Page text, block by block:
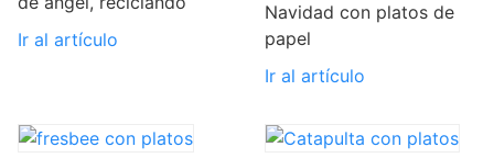
Ir al artículo
Navidad con platos de
papel
Ir al artículo